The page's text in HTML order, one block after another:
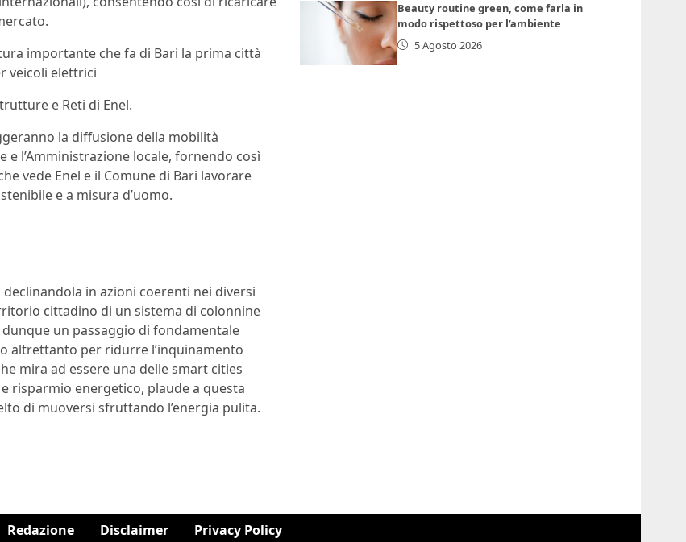
importante che fa di Bari la prima città
veicoli elettrici
e Reti di Enel.
la diffusione della mobilità
l’Amministrazione locale, fornendo così
vede Enel e il Comune di Bari lavorare
e a misura d’uomo.
in azioni coerenti nei diversi
cittadino di un sistema di colonnine
un passaggio di fondamentale
altrettanto per ridurre l’inquinamento
mira ad essere una delle smart cities
risparmio energetico, plaude a questa
di muoversi sfruttando l’energia pulita.
Beauty routine green, come farla in
modo rispettoso per l’ambiente
5 Agosto 2026
Redazione Disclaimer Privacy Policy